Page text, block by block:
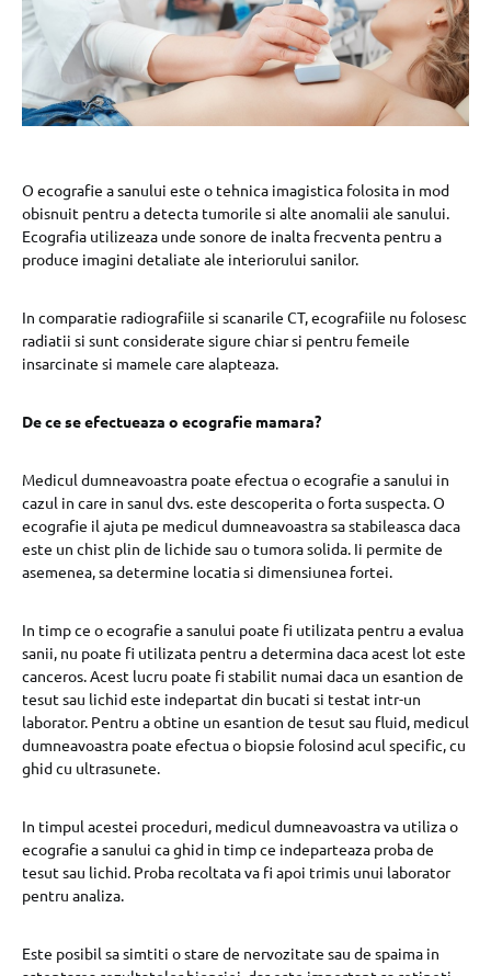
O ecografie a sanului este o tehnica imagistica folosita in mod
obisnuit pentru a detecta tumorile si alte anomalii ale sanului.
Ecografia utilizeaza unde sonore de inalta frecventa pentru a
produce imagini detaliate ale interiorului sanilor.
In comparatie radiografiile si scanarile CT, ecografiile nu folosesc
radiatii si sunt considerate sigure chiar si pentru femeile
insarcinate si mamele care alapteaza.
De ce se efectueaza o ecografie mamara?
Medicul dumneavoastra poate efectua o ecografie a sanului in
cazul in care in sanul dvs. este descoperita o forta suspecta. O
ecografie il ajuta pe medicul dumneavoastra sa stabileasca daca
este un chist plin de lichide sau o tumora solida. Ii permite de
asemenea, sa determine locatia si dimensiunea fortei.
In timp ce o ecografie a sanului poate fi utilizata pentru a evalua
sanii, nu poate fi utilizata pentru a determina daca acest lot este
canceros. Acest lucru poate fi stabilit numai daca un esantion de
tesut sau lichid este indepartat din bucati si testat intr-un
laborator. Pentru a obtine un esantion de tesut sau fluid, medicul
dumneavoastra poate efectua o biopsie folosind acul specific, cu
ghid cu ultrasunete.
In timpul acestei proceduri, medicul dumneavoastra va utiliza o
ecografie a sanului ca ghid in timp ce indeparteaza proba de
tesut sau lichid. Proba recoltata va fi apoi trimis unui laborator
pentru analiza.
Este posibil sa simtiti o stare de nervozitate sau de spaima in